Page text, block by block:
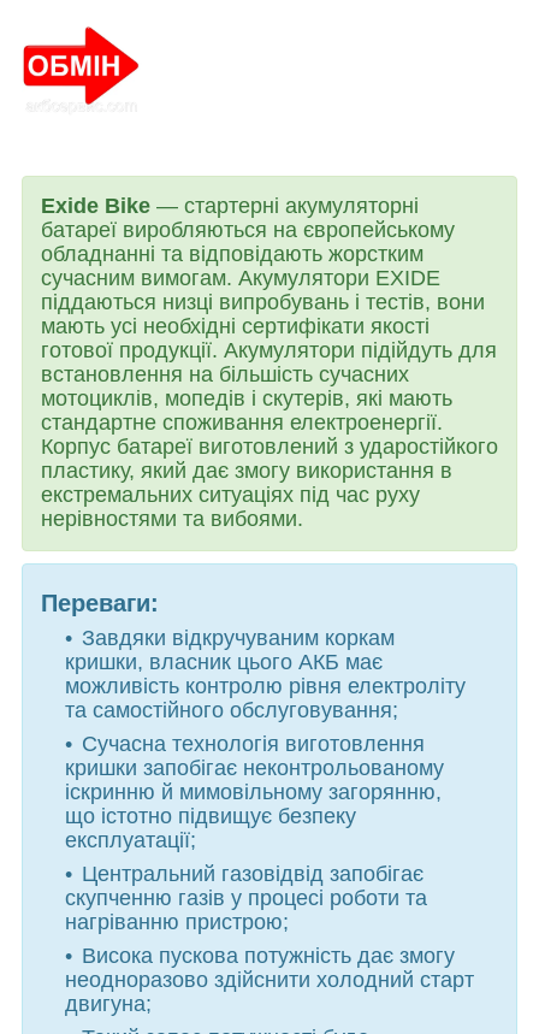
Exide Bike — стартерні акумуляторні
батареї виробляються на європейському
обладнанні та відповідають жорстким
сучасним вимогам. Акумулятори EXIDE
піддаються низці випробувань і тестів, вони
мають усі необхідні сертифікати якості
готової продукції. Акумулятори підійдуть для
встановлення на більшість сучасних
мотоциклів, мопедів і скутерів, які мають
стандартне споживання електроенергії.
Корпус батареї виготовлений з ударостійкого
пластику, який дає змогу використання в
екстремальних ситуаціях під час руху
нерівностями та вибоями.
Переваги:
Завдяки відкручуваним коркам
кришки, власник цього АКБ має
можливість контролю рівня електроліту
та самостійного обслуговування;
Сучасна технологія виготовлення
кришки запобігає неконтрольованому
іскринню й мимовільному загорянню,
що істотно підвищує безпеку
експлуатації;
Центральний газовідвід запобігає
скупченню газів у процесі роботи та
нагріванню пристрою;
Висока пускова потужність дає змогу
неодноразово здійснити холодний старт
двигуна;